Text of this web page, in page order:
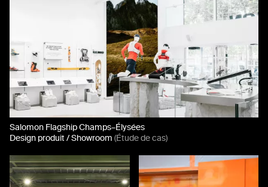
Salomon Flagship Champs–Élysées
Design produit / Showroom (Étude de cas)